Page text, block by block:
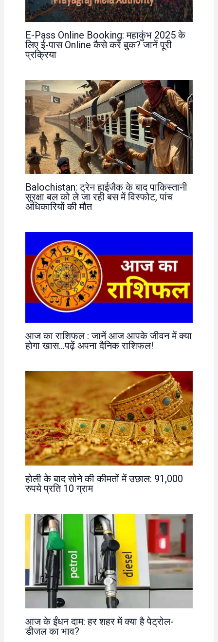
E-Pass Online Booking: महाकुंभ 2025 के
लिए ई-पास Online कैसे करें बुक? जानें पूरी
प्रक्रिया
Balochistan: ट्रेन हाईजैक के बाद पाकिस्तानी
सुरक्षा बल को ले जा रही बस में विस्फोट, पांच
अधिकारियों की मौत
आज का राशिफल : जानें आज आपके जीवन में क्या
होगा खास…पढ़ें अपना दैनिक राशिफल!
होली के बाद सोने की कीमतों में उछाल: 91,000
रुपये प्रति 10 ग्राम
आज के ईंधन दाम: हर शहर में क्या है पेट्रोल-
डीजल का भाव?